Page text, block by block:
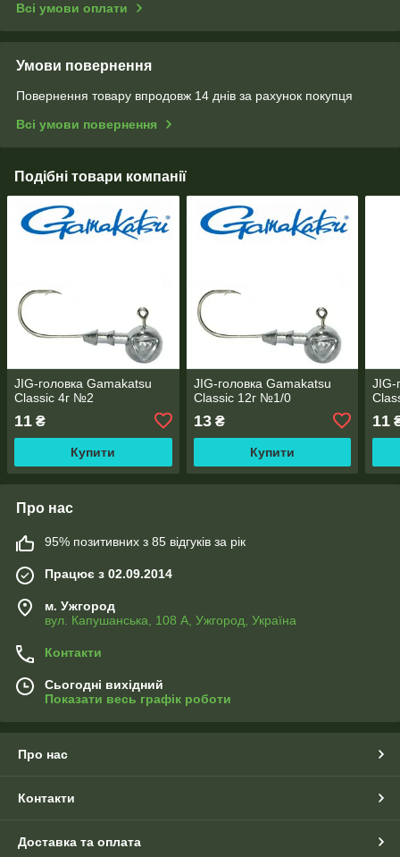
Всі умови оплати
Умови повернення
Повернення товару впродовж 14 днів за рахунок покупця
Всі умови повернення
Подібні товари компанії
JIG-головка Gamakatsu
Classic 4г №2
11 ₴
Купити
JIG-головка Gamakatsu
Classic 12г №1/0
13₴
Купити
JIG-
11
Про нас
95% позитивних з 85 відгуків за рік
Працює з 02.09.2014
м. Ужгород
вул. Капушанська, 108 А, Ужгород, Україна
Контакти
Сьогодні вихідний
Показати весь графік роботи
Про нас
Контакти
Доставка та оплата